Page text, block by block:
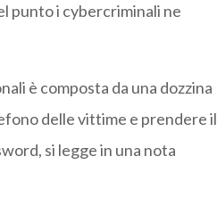
punto i cybercriminali ne
è composta da una dozzina
delle vittime e prendere il
si legge in una nota